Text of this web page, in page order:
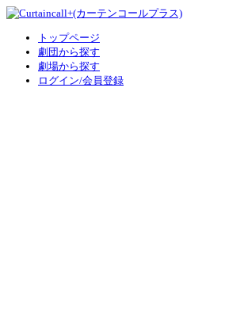
トップページ
劇団から探す
劇場から探す
ログイン/会員登録